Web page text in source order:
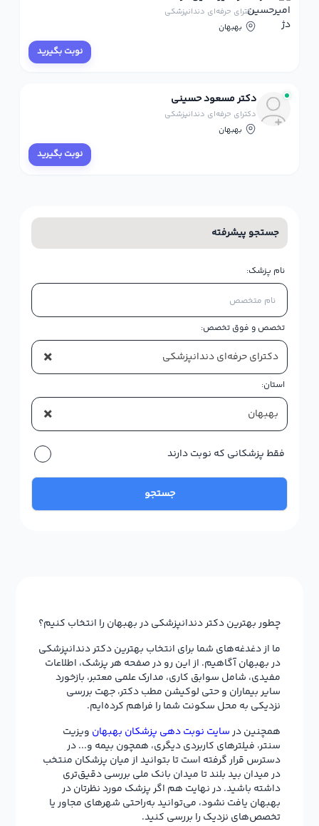
دکترای حرفه‌ای دندانپزشکی
بهبهان
نوبت بگیرید
دکتر مسعود حسینی
دکترای حرفه‌ای دندانپزشکی
بهبهان
نوبت بگیرید
جستجو پیشرفته
نام پزشک:
تخصص و فوق تخصص:
× دکترای حرفه‌ای دندانپزشکی
استان:
× بهبهان
فقط پزشکانی که نوبت دارند
جستجو
چطور بهترین دکتر دندانپزشکی در بهبهان را انتخاب کنیم؟
ما از دغدغه‌های شما برای انتخاب بهترین دکتر دندانپزشکی
در بهبهان آگاهیم. از این رو در صفحه هر پزشک، اطلاعات
مفیدی، شامل سوابق کاری، مدارک علمی معتبر، بازخورد
سایر بیماران و حتی لوکیشن مطب دکتر، جهت بررسی
نزدیکی به محل سکونت شما را فراهم کرده‌ایم.
همچنین درسایت نوبت دهی پزشکان بهبهان ویزیت
سنتر، فیلترهای کاربردی دیگری، همچون بیمه و... در
دسترس قرار گرفته است تا بتوانید از میان پزشکان منتخب
در میدان بید بلند تا میدان بانک ملی بررسی دقیق‌تری
داشته باشید. در نهایت هم اگر پزشک مورد نظرتان در
بهبهان یافت نشود، می‌توانید به‌راحتی شهرهای مجاور یا
تخصص‌های نزدیک را بررسی کنید.